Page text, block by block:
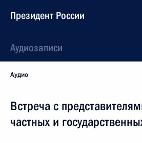
Президент России
Аудиозаписи
Аудио
Встреча с
частных и